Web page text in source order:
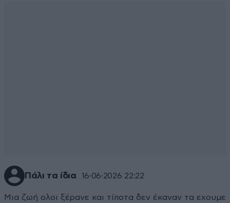
Πάλι τα ίδια 16·06·2026 22:22
Μια ζωή ολοι ξέρανε και τίποτα δεν έκαναν τα εχουμε